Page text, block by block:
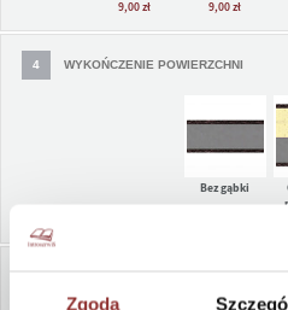
Zgoda
zimny ecri
ciepły
EC0003
9,00 zł 9,00 zł
4 WYKOŃCZENIE POWIERZCHNI
Bez gąbki